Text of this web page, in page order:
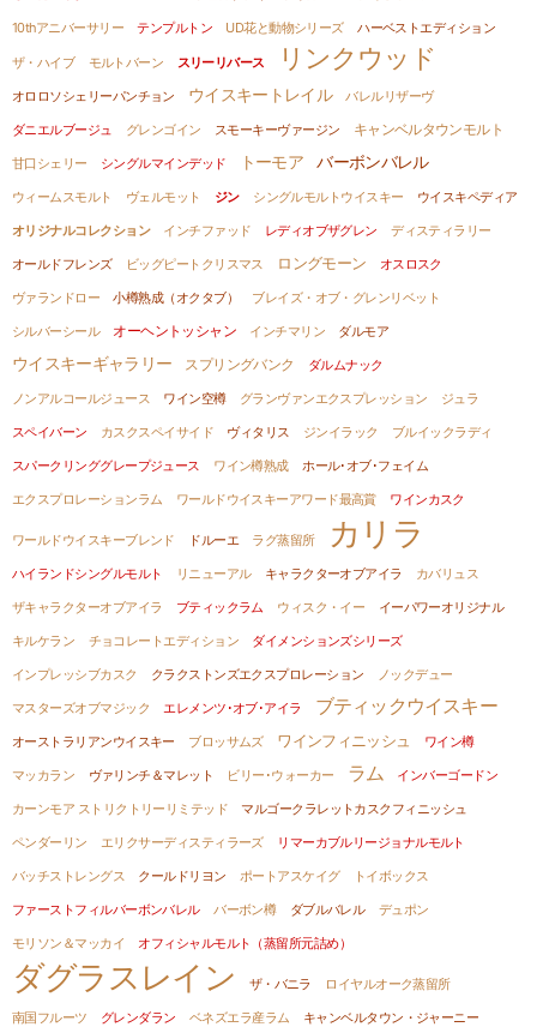
10thアニバーサリー
テンプルトン UD花と動物シリーズ ハーベストエディション
ザ・ハイブ モルトバーン スリーリバース リンクウッド
オロロソシェリーパンチョン ウイスキートレイル
バレルリザーヴ
ダニエルブージュ
グレンゴイン スモーキーヴァージン キャンベルタウンモルト
甘口シェリー シングルマインデッド トーモア バーボンバレル
ウィームスモルト ヴェルモット ジン シングルモルトウイスキー
ウイスキペディア
オリジナルコレクション
インチファッド レディオブザグレン
ディスティラリー
オールドフレンズ
ビッグピートクリスマス ロングモーン
オスロスク
ヴァランドロー
小樽熟成（オクタブ）
ブレイズ・オブ・グレンリベット
シルバーシール
オーヘントッシャン インチマリン ダルモア
ウイスキーギャラリー スプリングバンク
ダルムナック
ノンアルコールジュース
ワイン空樽 グランヴァンエクスプレッション
ジュラ
スペイバーン
カスクスペイサイド ヴィタリス ジンイラック
ブルイックラディ
スパークリンググレープジュース
ワイン樽熟成
ホール･オブ･フェイム
エクスプロレーションラム
ワールドウイスキーアワード最高賞 ワインカスク
ワールドウイスキーブレンド ドルーエ ラグ蒸留所 カリラ
ハイランドシングルモルト リニューアル キャラクターオブアイラ
カバリュス
ザキャラクターオブアイラ
ブティックラム ウィスク・イー
イーパワーオリジナル
キルケラン
チョコレートエディション
ダイメンションズシリーズ
インプレッシブカスク
クラクストンズエクスプロレーション
ノックデュー
マスターズオブマジック
エレメンツ･オブ･アイラ ブティックウイスキー
オーストラリアンウイスキー ブロッサムズ ワインフィニッシュ
ワイン樽
マッカラン
ヴァリンチ＆マレット ビリー･ウォーカー ラム
インバーゴードン
カーンモア ストリクトリーリミテッド
マルゴークラレットカスクフィニッシュ
ペンダーリン
エリクサーディスティラーズ
リマーカブルリージョナルモルト
バッチストレングス
クールドリヨン ポートアスケイグ
トイボックス
ファーストフィルバーボンバレル
バーボン樽 ダブルバレル
デュポン
モリソン＆マッカイ
オフィシャルモルト（蒸留所元詰め）
ダグラスレイン ザ・バニラ
ロイヤルオーク蒸留所
南国フルーツ
グレンダラン ベネズエラ産ラム
キャンベルタウン・ジャーニー